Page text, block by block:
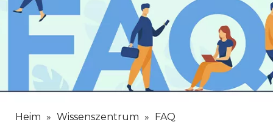
Heim » Wissenszentrum » FAQ